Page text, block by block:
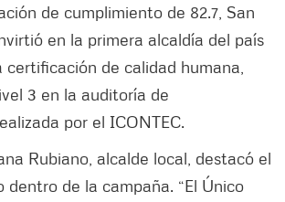
de cumplimiento de 82.7, San
en la primera alcaldía del país
certificación de calidad humana,
3 en la auditoría de
por el ICONTEC.
Rubiano, alcalde local, destacó el
dentro de la campaña. “El Único